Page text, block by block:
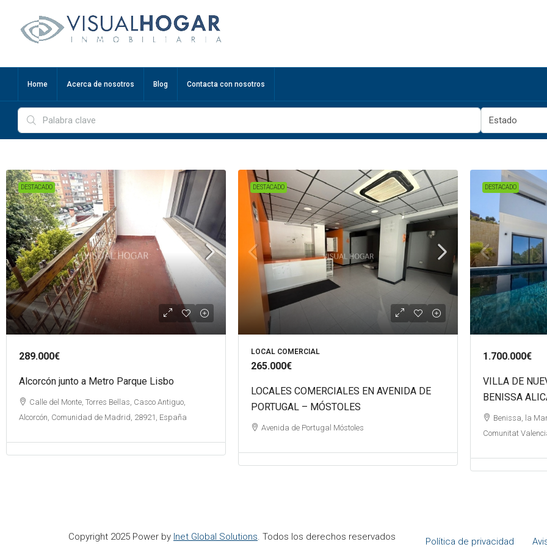
Home Acerca de nosotros Blog Contacta con nosotros
Estado
DESTACADO
289.000€
Alcorcón junto a Metro Parque Lisbo
Calle del Monte, Torres Bellas, Casco Antiguo,
Alcorcón, Comunidad de Madrid, 28921, España
DESTACADO
LOCAL COMERCIAL
265.000€
LOCALES COMERCIALES EN AVENIDA DE
PORTUGAL – MÓSTOLES
Avenida de Portugal Móstoles
DESTACADO
1.700.000€
VILLA DE
BENISSA
Benissa, la
Comunitat
Copyright 2025 Power by Inet Global Solutions. Todos los derechos reservados Política de privacidad